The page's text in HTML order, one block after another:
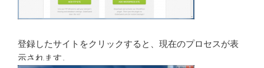
登録したサイトをクリックすると、現在のプロセスが表
示されます。